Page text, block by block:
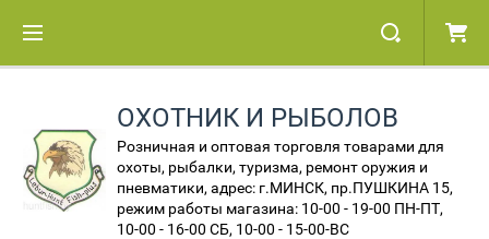
ОХОТНИК И РЫБОЛОВ
Розничная и оптовая торговля товарами для
охоты, рыбалки, туризма, ремонт оружия и
пневматики, адрес: г.МИНСК, пр.ПУШКИНА 15,
режим работы магазина: 10-00 - 19-00 ПН-ПТ,
10-00 - 16-00 СБ, 10-00 - 15-00-ВС